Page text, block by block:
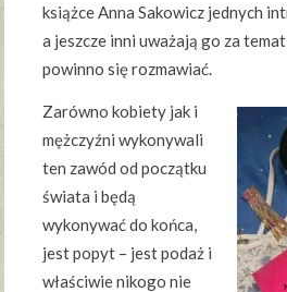
książce Anna Sakowicz jednych
a jeszcze inni uważają go za
powinno się rozmawiać.
Zarówno kobiety jak i
mężczyźni wykonywali
ten zawód od początku
świata i będą
wykonywać do końca,
jest popyt – jest podaż i
właściwie nikogo nie